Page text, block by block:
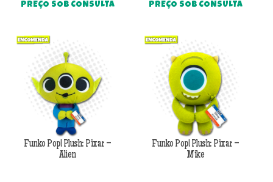
PREÇO SOB CONSULTA PREÇO SOB CONSULTA
Funko Pop! Plush: Pixar –
Alien
Funko Pop! Plush: Pixar –
Mike